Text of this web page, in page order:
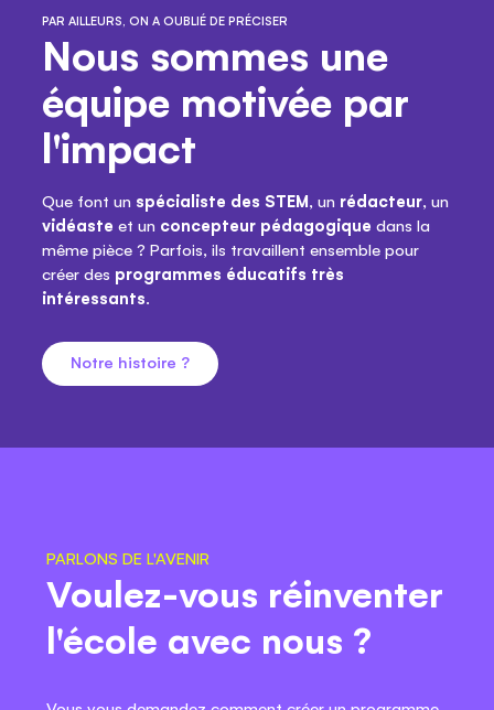
PAR AILLEURS, ON A OUBLIÉ DE PRÉCISER
Nous sommes une
équipe motivée par
l'impact
Que font un spécialiste des STEM, un rédacteur, un
vidéaste et un concepteur pédagogique dans la
même pièce ? Parfois, ils travaillent ensemble pour
créer des programmes éducatifs très
intéressants.
Notre histoire ?
PARLONS DE L'AVENIR
Voulez-vous réinventer
l'école avec nous ?